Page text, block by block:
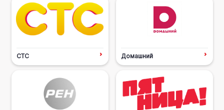
СТС Домашний